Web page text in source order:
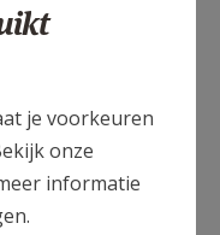
je voorkeuren
onze
informatie